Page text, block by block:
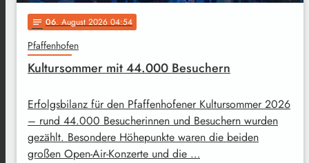
notes 06. August 2026 04:54
Pfaffenhofen
Kultursommer mit 44.000 Besuchern
Erfolgsbilanz für den Pfaffenhofener Kultursommer 2026
– rund 44.000 Besucherinnen und Besuchern wurden
gezählt. Besondere Höhepunkte waren die beiden
großen Open-Air-Konzerte und die …